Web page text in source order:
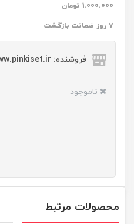
1.000.000 تومان
۷ روز ضمانت بازگشت
فروشنده: www.pinkiset.ir
ناموجود
محصولات مرتبط